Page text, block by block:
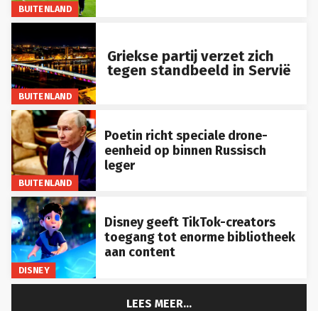
BUITENLAND
BUITENLAND
Griekse partij verzet zich
tegen standbeeld in Servië
BUITENLAND
Poetin richt speciale drone-
eenheid op binnen Russisch
leger
DISNEY
Disney geeft TikTok-creators
toegang tot enorme bibliotheek
aan content
LEES MEER...